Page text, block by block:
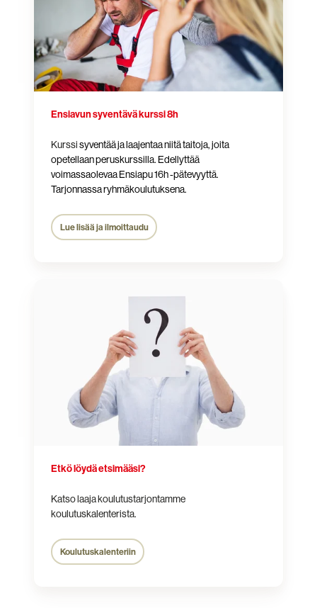
Ensiavun syventävä kurssi 8h
Kurssisyventää ja laajentaa niitä taitoja, joita
opetellaan peruskurssilla. Edellyttää
voimassaolevaa Ensiapu 16h -pätevyyttä.
Tarjonnassa ryhmäkoulutuksena.
Lue lisää ja ilmoittaudu
Etkö löydä etsimääsi?
Katso laaja koulutustarjontamme
koulutuskalenterista.
Koulutuskalenteriin